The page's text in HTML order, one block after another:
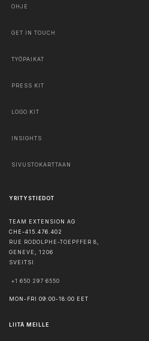
OHJE
GET IN TOUCH
TYÖPAIKAT
PRESS KIT
LOGO KIT
INSIGHTS
SIVUSTOKARTTAAN
YRITYSTIEDOT
TEAM EXTENSION AG
CHE-415.476.402
RUE RODOLPHE-TOEPFFER 8,
GENEVE , 1206
SVEITSI
+1 650 297 6550
MON-FRI 09:00-18:00 EET
LIITÄ MEILLE